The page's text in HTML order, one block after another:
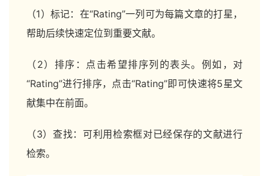
（1）标记：在“Rating”一列可为每篇文章的打星，
帮助后续快速定位到重要文献。
（2）排序：点击希望排序列的表头。例如，对
“Rating”进行排序，点击“Rating”即可快速将5星文
献集中在前面。
（3）查找：可利用检索框对已经保存的文献进行
检索。